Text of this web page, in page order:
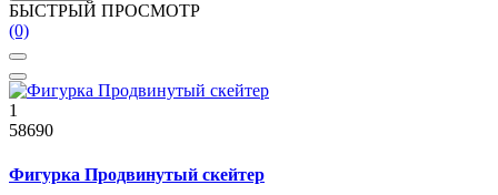
БЫСТРЫЙ ПРОСМОТР
(0)
1
58690
Фигурка Продвинутый скейтер